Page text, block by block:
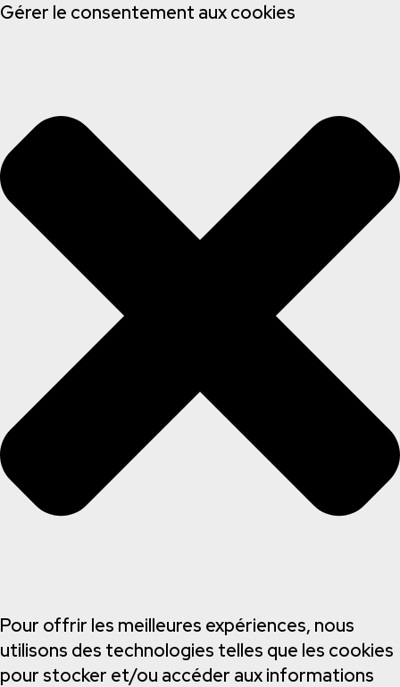
Gérer le consentement aux cookies
Pour offrir les meilleures expériences, nous
utilisons des technologies telles que les cookies
pour stocker et/ou accéder aux informations